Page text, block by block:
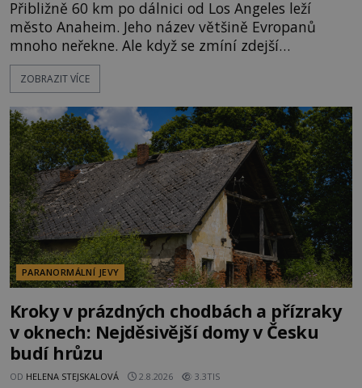
Přibližně 60 km po dálnici od Los Angeles leží
město Anaheim. Jeho název většině Evropanů
mnoho neřekne. Ale když se zmíní zdejší
Disneyland, je hned jasno. Zábavní park vyroste na
poklidném místě bývalého sadu pomerančovníků.
kolem 17 000 000 zábavychtivých lidí ročně. A ač je
velká snaha to utajit, někteří z
ZOBRAZIT VÍCE
PARANORMÁLNÍ JEVY
Kroky v prázdných chodbách a přízraky
v oknech: Nejděsivější domy v Česku
budí hrůzu
OD HELENA STEJSKALOVÁ 2.8.2026 3.3TIS